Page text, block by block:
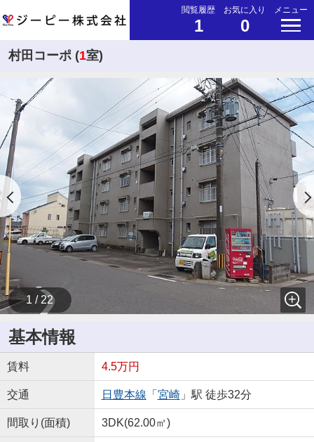
閲覧履歴
1
お気に入り
0
メニュー
村田コーポ (1室)
1 / 22
基本情報
賃料 4.5万円
交通 日豊本線 「 宮崎」駅 徒歩32分
間取り(面積) 3DK(62.00㎡)